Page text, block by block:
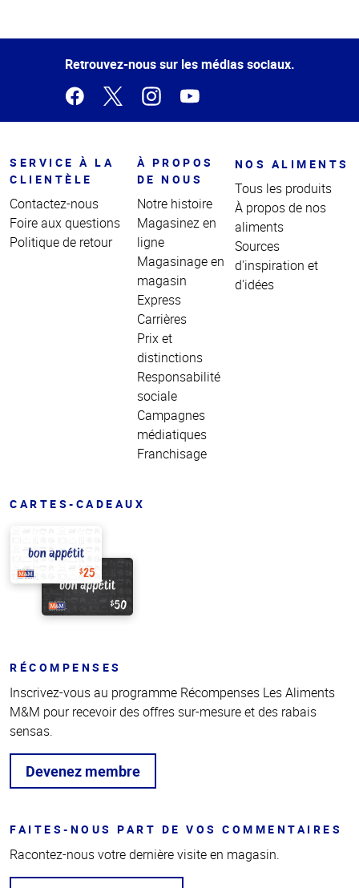
de la
Retrouvez-nous sur les médias sociaux.
SERVICE À LA
CLIENTÈLE
Contactez-nous
Foire aux questions
Politique de retour
À PROPOS
DE NOUS
Notre histoire
Magasinez en
ligne
Magasinage en
magasin
Express
Carrières
Prix et
distinctions
Responsabilité
sociale
Campagnes
médiatiques
Franchisage
NOS ALIMENTS
Tous les produits
À propos de nos
aliments
Sources
d'inspiration et
d'idées
CARTES-CADEAUX
RÉCOMPENSES
Inscrivez-vous au programme Récompenses Les Aliments
M&M pour recevoir des offres sur-mesure et des rabais
sensas.
Devenez membre
FAITES-NOUS PART DE VOS COMMENTAIRES
Racontez-nous votre dernière visite en magasin.